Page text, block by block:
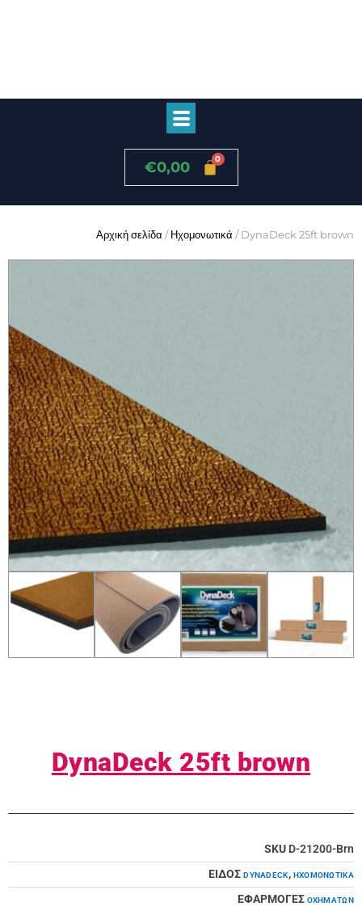
€0,00
Αρχική σελίδα /Ηχομονωτικά / DynaDeck 25ft brown
DynaDeck 25ft brown
SKU D-21200-Brn
ΕΙΔΟΣ DYNADECK, ΗΧΟΜΟΝΩΤΙΚΆ
ΕΦΑΡΜΟΓΕΣ ΟΧΗΜΆΤΩΝ